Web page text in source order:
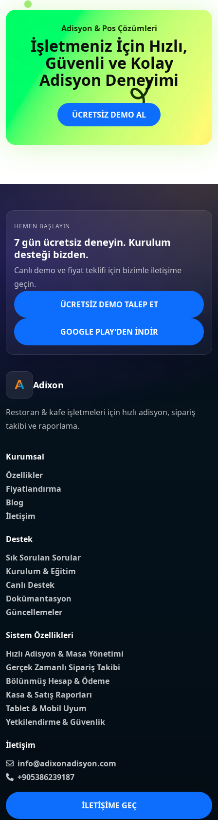
Adisyon & Pos Çözümleri
İşletmeniz İçin Hızlı,
Güvenli ve Kolay
Adisyon Deneyimi
ÜCRETSIZ DEMO AL
HEMEN BAŞLAYIN
7 gün ücretsiz deneyin. Kurulum
desteği bizden.
Canlı demo ve fiyat teklifi için bizimle iletişime
geçin.
ÜCRETSIZ DEMO TALEP ET
GOOGLE PLAY'DEN İNDIR
Adixon
Restoran & kafe işletmeleri için hızlı adisyon, sipariş
takibi ve raporlama.
Kurumsal
Özellikler
Fiyatlandırma
Blog
İletişim
Destek
Sık Sorulan Sorular
Kurulum & Eğitim
Canlı Destek
Dokümantasyon
Güncellemeler
Sistem Özellikleri
Hızlı Adisyon & Masa Yönetimi
Gerçek Zamanlı Sipariş Takibi
Bölünmüş Hesap & Ödeme
Kasa & Satış Raporları
Tablet & Mobil Uyum
Yetkilendirme & Güvenlik
İletişim
info@adixonadisyon.com
+905386239187
İLETIŞIME GEÇ